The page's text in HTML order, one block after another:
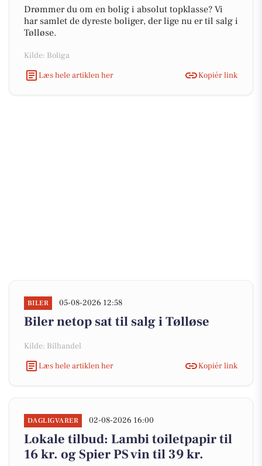
Drømmer du om en bolig i absolut topklasse? Vi
har samlet de dyreste boliger, der lige nu er til salg i
Tølløse.
Kilde: Boliga
Læs hele artiklen her
Kopiér link
BILER 05-08-2026 12:58
Biler netop sat til salg i Tølløse
Kilde: Bilhandel
Læs hele artiklen her
Kopiér link
DAGLIGVARER 02-08-2026 16:00
Lokale tilbud: Lambi toiletpapir til
16 kr. og Spier PS vin til 39 kr.